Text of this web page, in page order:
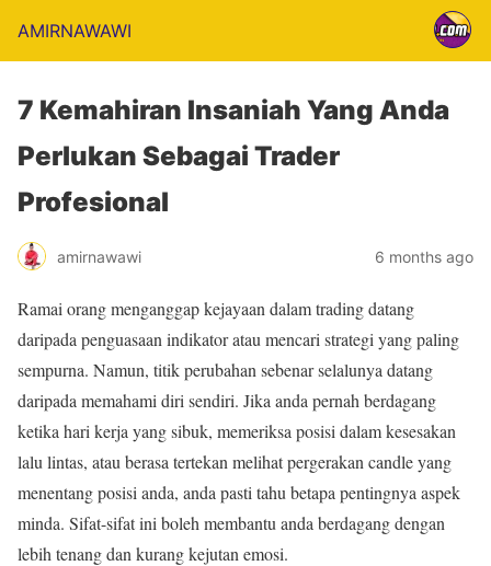
AMIRNAWAWI
7 Kemahiran Insaniah Yang Anda
Perlukan Sebagai Trader
Profesional
amirnawawi 6 months ago
Ramai orang menganggap kejayaan dalam trading datang
daripada penguasaan indikator atau mencari strategi yang paling
sempurna. Namun, titik perubahan sebenar selalunya datang
daripada memahami diri sendiri. Jika anda pernah berdagang
ketika hari kerja yang sibuk, memeriksa posisi dalam kesesakan
lalu lintas, atau berasa tertekan melihat pergerakan candle yang
menentang posisi anda, anda pasti tahu betapa pentingnya aspek
minda. Sifat-sifat ini boleh membantu anda berdagang dengan
lebih tenang dan kurang kejutan emosi.